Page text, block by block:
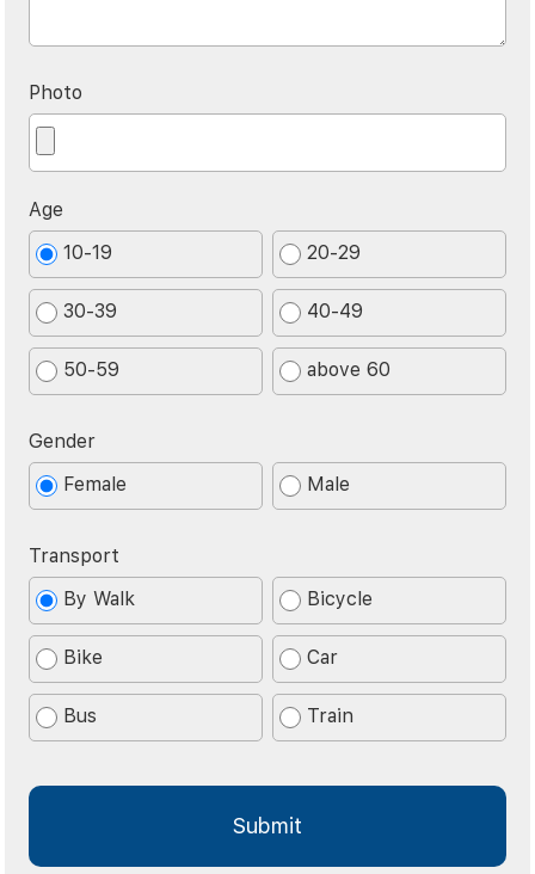
Photo
Age
10-19
20-29
30-39 40-49
50-59 above 60
Gender
Female
Male
Transport
By Walk
Bicycle
Bike Car
Bus Train